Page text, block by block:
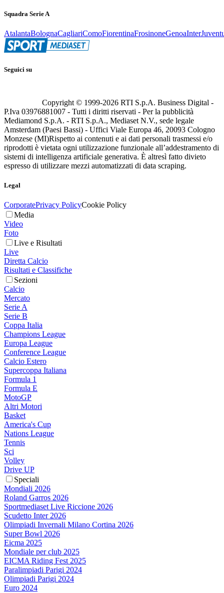
Squadra Serie A
AtalantaBolognaCagliariComoFiorentinaFrosinoneGenoaInter
Seguici su
Copyright © 1999-2026 RTI S.p.A. Business Digital -
P.Iva 03976881007 - Tutti i diritti riservati - Per la pubblicità
Mediamond S.p.A. - RTI S.p.A., Mediaset N.V., sede legale
Amsterdam (Paesi Bassi) - Uffici Viale Europa 46, 20093 Cologno
Monzese (MI)Rispetto ai contenuti e ai dati personali trasmessi e/o
riprodotti è vietata ogni utilizzazione funzionale all’addestramento di
sistemi di intelligenza artificiale generativa. È altresì fatto divieto
espresso di utilizzare mezzi automatizzati di data scraping.
Legal
CorporatePrivacy PolicyCookie Policy
Media
Video
Foto
Live e Risultati
Live
Diretta Calcio
Risultati e Classifiche
Sezioni
Calcio
Mercato
Serie A
Serie B
Coppa Italia
Champions League
Europa League
Conference League
Calcio Estero
Supercoppa Italiana
Formula 1
Formula E
MotoGP
Altri Motori
Basket
America's Cup
Nations League
Tennis
Sci
Volley
Drive UP
Speciali
Mondiali 2026
Roland Garros 2026
Sportmediaset Live Riccione 2026
Scudetto Inter 2026
Olimpiadi Invernali Milano Cortina 2026
Super Bowl 2026
Eicma 2025
Mondiale per club 2025
EICMA Riding Fest 2025
Paralimpiadi Parigi 2024
Olimpiadi Parigi 2024
Euro 2024